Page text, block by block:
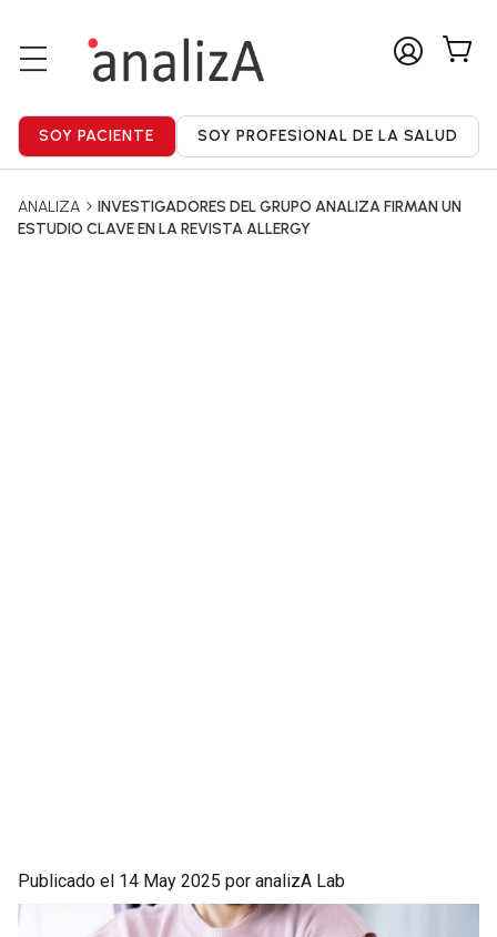
ANALIZA
INVESTIGADORES DEL GRUPO ANALIZA FIRMAN UN
ESTUDIO CLAVE EN LA REVISTA ALLERGY
Publicado el 14 May 2025 por analizA Lab